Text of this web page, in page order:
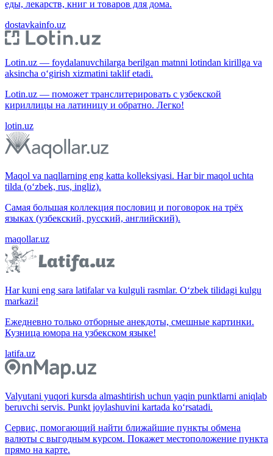
еды, лекарств, книг и товаров для дома.
dostavkainfo.uz
Lotin.uz — foydalanuvchilarga berilgan matnni lotindan kirillga va
aksincha o‘girish xizmatini taklif etadi.
Lotin.uz — поможет транслитерировать с узбекской
кириллицы на латиницу и обратно. Легко!
lotin.uz
Maqol va naqllarning eng katta kolleksiyasi. Har bir maqol uchta
tilda (o‘zbek, rus, ingliz).
Самая большая коллекция пословиц и поговорок на трёх
языках (узбекский, русский, английский).
maqollar.uz
Har kuni eng sara latifalar va kulguli rasmlar. O‘zbek tilidagi kulgu
markazi!
Ежедневно только отборные анекдоты, смешные картинки.
Кузница юмора на узбекском языке!
latifa.uz
Valyutani yuqori kursda almashtirish uchun yaqin punktlarni aniqlab
beruvchi servis. Punkt joylashuvini kartada ko‘rsatadi.
Сервис, помогающий найти ближайшие пункты обмена
валюты с выгодным курсом. Покажет местоположение пункта
прямо на карте.